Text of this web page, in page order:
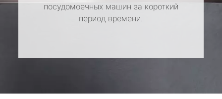
посудомоечных машин за короткий
период времени.